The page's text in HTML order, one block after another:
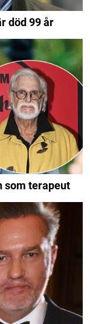
död 99 år
som terapeut